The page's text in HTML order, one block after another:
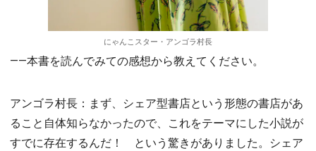
にゃんこスター・アンゴラ村長
――本書を読んでみての感想から教えてください。
アンゴラ村長：まず、シェア型書店という形態の書店があ
ること自体知らなかったので、これをテーマにした小説が
すでに存在するんだ！ という驚きがありました。シェア